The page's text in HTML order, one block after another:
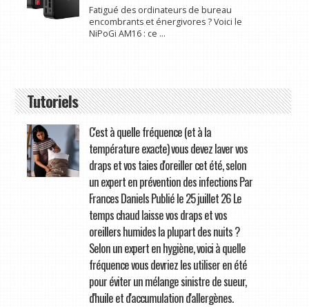
Fatigué des ordinateurs de bureau
encombrants et énergivores ? Voici le
NiPoGi AM16 : ce ...
Tutoriels
C'est à quelle fréquence (et à la
température exacte) vous devez laver vos
draps et vos taies d'oreiller cet été, selon
un expert en prévention des infections Par
Frances Daniels Publié le 25 juillet 26 Le
temps chaud laisse vos draps et vos
oreillers humides la plupart des nuits ?
Selon un expert en hygiène, voici à quelle
fréquence vous devriez les utiliser en été
pour éviter un mélange sinistre de sueur,
d'huile et d'accumulation d'allergènes.